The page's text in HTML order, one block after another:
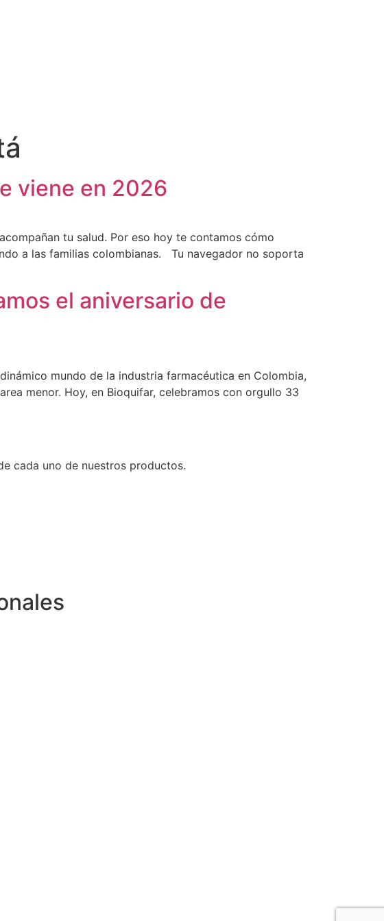
viene en 2026
tu salud. Por eso hoy te contamos cómo
a las familias colombianas. Tu navegador no soporta
el aniversario de
mundo de la industria farmacéutica en Colombia,
menor. Hoy, en Bioquifar, celebramos con orgullo 33
cada uno de nuestros productos.